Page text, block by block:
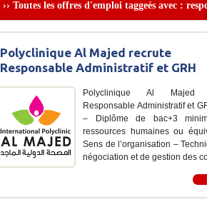
›› Toutes les offres d'emploi taggeés avec :
Polyclinique Al Majed recrute
Responsable Administratif et GRH
Polyclinique Al Majed
Responsable Administratif et
– Diplôme de bac+3
ressources humaines ou
Sens de l’organisation –
négociation et de gestion des